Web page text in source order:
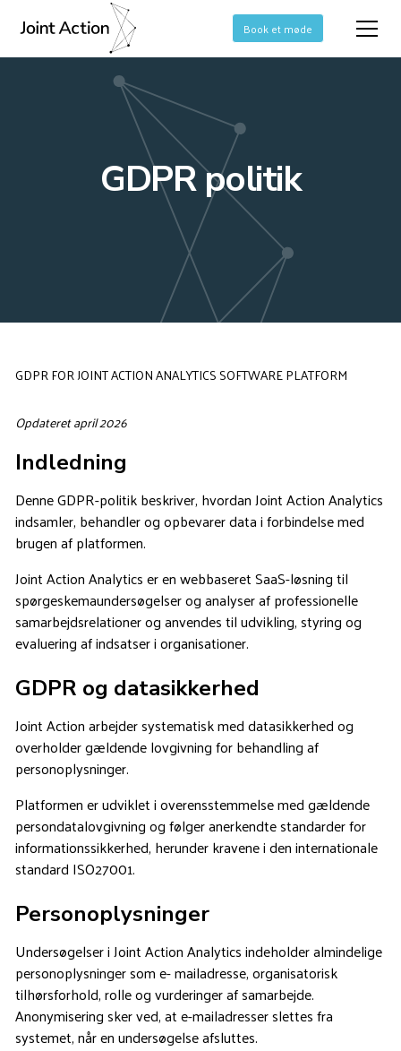
Book et møde
GDPR politik
GDPR FOR JOINT ACTION ANALYTICS SOFTWARE PLATFORM
Opdateret april 2026
Indledning
Denne GDPR-politik beskriver, hvordan Joint Action Analytics
indsamler, behandler og opbevarer data i forbindelse med
brugen af platformen.
Joint Action Analytics er en webbaseret SaaS-løsning til
spørgeskemaundersøgelser og analyser af professionelle
samarbejdsrelationer og anvendes til udvikling, styring og
evaluering af indsatser i organisationer.
GDPR og datasikkerhed
Joint Action arbejder systematisk med datasikkerhed og
overholder gældende lovgivning for behandling af
personoplysninger.
Platformen er udviklet i overensstemmelse med gældende
persondatalovgivning og følger anerkendte standarder for
informationssikkerhed, herunder kravene i den internationale
standard ISO27001.
Personoplysninger
Undersøgelser i Joint Action Analytics indeholder almindelige
personoplysninger som e- mailadresse, organisatorisk
tilhørsforhold, rolle og vurderinger af samarbejde.
Anonymisering sker ved, at e-mailadresser slettes fra
systemet, når en undersøgelse afsluttes.